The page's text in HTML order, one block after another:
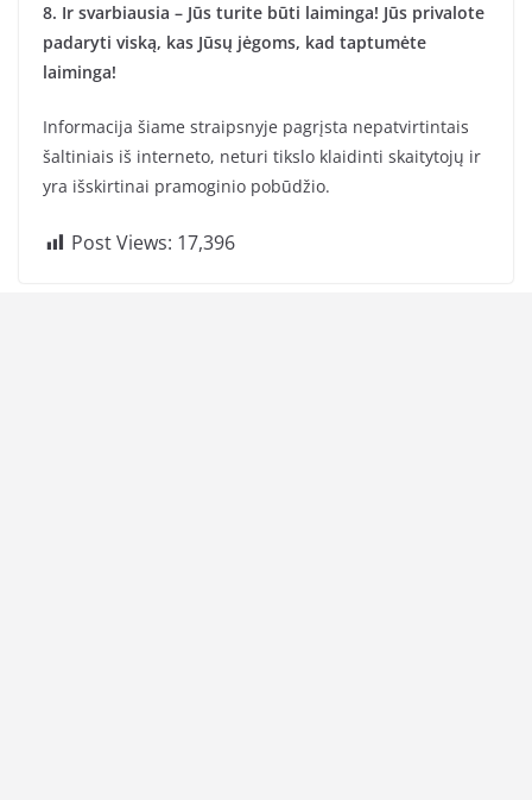
8. Ir svarbiausia – Jūs turite būti laiminga! Jūs privalote
padaryti viską, kas Jūsų jėgoms, kad taptumėte
laiminga!
Informacija šiame straipsnyje pagrįsta nepatvirtintais
šaltiniais iš interneto, neturi tikslo klaidinti skaitytojų ir
yra išskirtinai pramoginio pobūdžio.
Post Views: 17,396